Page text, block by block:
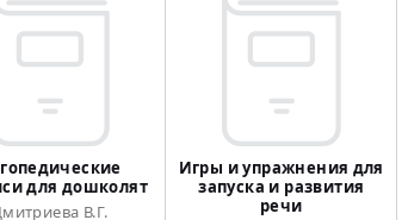
для дошколят
В.Г.
Игры и упражнения для
запуска и развития
речи